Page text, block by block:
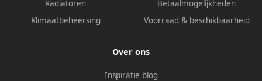
Radiatoren
Klimaatbeheersing
Betaalmogelijkheden
Voorraad & beschikbaarheid
Over ons
Inspiratie blog